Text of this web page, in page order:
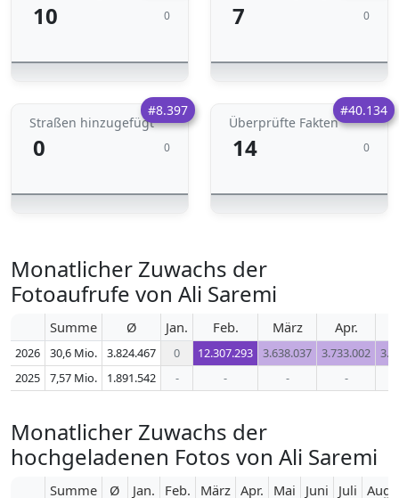
10 0 7 0
#8.397
Straßen hinzugefügt
0 0
#40.134
Überprüfte Fakten
14 0
Monatlicher Zuwachs der
Fotoaufrufe von Ali Saremi
Summe Ø Jan. Feb. März Apr.
2026 30,6 Mio. 3.824.467 0 12.307.293 3.638.037 3.733.002
2025
7,57 Mio. 1.891.542 - - - -
Monatlicher Zuwachs der
hochgeladenen Fotos von Ali Saremi
Summe Ø Jan. Feb. März Apr. Mai Juni Juli Aug.